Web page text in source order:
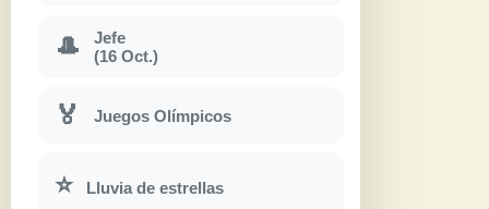
🎩
Jefe
(16 Oct.)
🏅 Juegos Olímpicos
⭐ Lluvia de estrellas